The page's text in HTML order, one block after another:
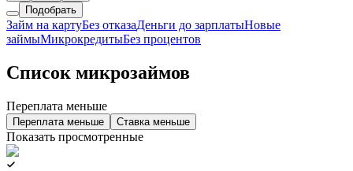
Подобрать
Займ на картуБез отказаДеньги до зарплатыНовые
займыМикрокредитыБез процентов
Список микрозаймов
Переплата меньше
Переплата меньше Ставка меньше
Показать просмотренные